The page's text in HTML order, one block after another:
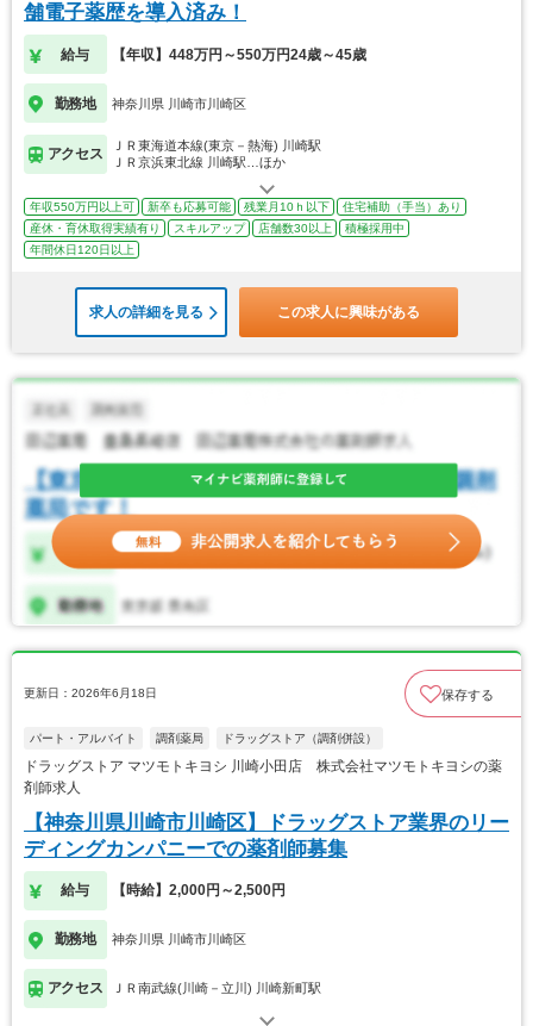
舗電子薬歴を導入済み！
給与 【年収】448万円～550万円24歳～45歳
勤務地 神奈川県 川崎市川崎区
アクセス
ＪＲ東海道本線(東京－熱海) 川崎駅
ＪＲ京浜東北線 川崎駅…ほか
年収550万円以上可 新卒も応募可能 残業月10ｈ以下
住宅補助（手当）あり
産休・育休取得実績有り
スキルアップ 店舗数30以上
積極採用中
年間休日120日以上
求人の詳細を見る この求人に興味がある
更新日：2026年6月18日 保存する
パート・アルバイト 調剤薬局 ドラッグストア（調剤併設）
ドラッグストア マツモトキヨシ 川崎小田店 株式会社マツモトキヨシの薬
剤師求人
【神奈川県川崎市川崎区】ドラッグストア業界のリー
ディングカンパニーでの薬剤師募集
給与 【時給】2,000円～2,500円
勤務地 神奈川県 川崎市川崎区
アクセス ＪＲ南武線(川崎－立川) 川崎新町駅